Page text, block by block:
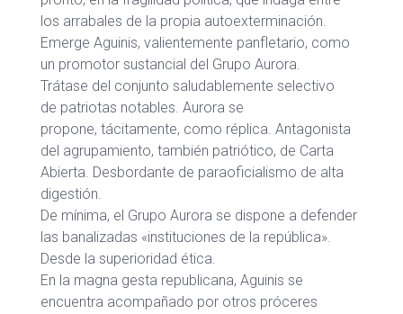
los arrabales de la propia autoexterminación.
Emerge Aguinis, valientemente panfletario, como
un promotor sustancial del Grupo Aurora.
Trátase del conjunto saludablemente selectivo
de patriotas notables. Aurora se
propone, tácitamente, como réplica. Antagonista
del agrupamiento, también patriótico, de Carta
Abierta. Desbordante de paraoficialismo de alta
digestión.
De mínima, el Grupo Aurora se dispone a defender
las banalizadas «instituciones de la república».
Desde la superioridad ética.
En la magna gesta republicana, Aguinis se
encuentra acompañado por otros próceres